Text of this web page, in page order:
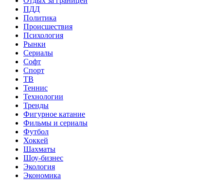
ПДД
Политика
Происшествия
Психология
Рынки
Сериалы
Софт
Спорт
ТВ
Теннис
Технологии
Тренды
Фигурное катание
Фильмы и сериалы
Футбол
Хоккей
Шахматы
Шоу-бизнес
Экология
Экономика